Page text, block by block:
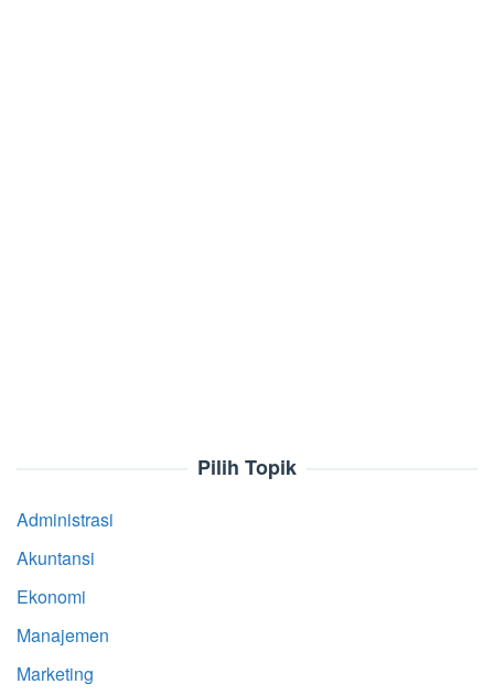
Pilih Topik
Administrasi
Akuntansi
Ekonomi
Manajemen
Marketing